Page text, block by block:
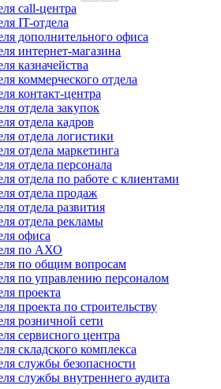
call-центра
IT-отдела
дополнительного офиса
интернет-магазина
казначейства
коммерческого отдела
контакт-центра
отдела закупок
отдела кадров
отдела логистики
отдела маркетинга
отдела персонала
отдела по работе с клиентами
отдела продаж
отдела развития
отдела рекламы
офиса
по АХО
по общим вопросам
по управлению персоналом
проекта
проекта по строительству
розничной сети
сервисного центра
складского комплекса
службы безопасности
службы внутреннего аудита